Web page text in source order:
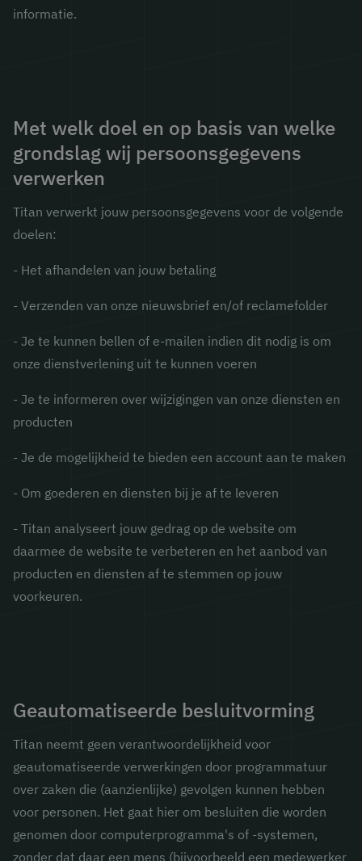
informatie.
Met welk doel en op basis van welke
grondslag wij persoonsgegevens
verwerken
Titan verwerkt jouw persoonsgegevens voor de volgende
doelen:
- Het afhandelen van jouw betaling
- Verzenden van onze nieuwsbrief en/of reclamefolder
- Je te kunnen bellen of e-mailen indien dit nodig is om
onze dienstverlening uit te kunnen voeren
- Je te informeren over wijzigingen van onze diensten en
producten
- Je de mogelijkheid te bieden een account aan te maken
- Om goederen en diensten bij je af te leveren
- Titan analyseert jouw gedrag op de website om
daarmee de website te verbeteren en het aanbod van
producten en diensten af te stemmen op jouw
voorkeuren.
Geautomatiseerde besluitvorming
Titan neemt geen verantwoordelijkheid voor
geautomatiseerde verwerkingen door programmatuur
over zaken die (aanzienlijke) gevolgen kunnen hebben
voor personen. Het gaat hier om besluiten die worden
genomen door computerprogramma's of -systemen,
zonder dat daar een mens (bijvoorbeeld een medewerker